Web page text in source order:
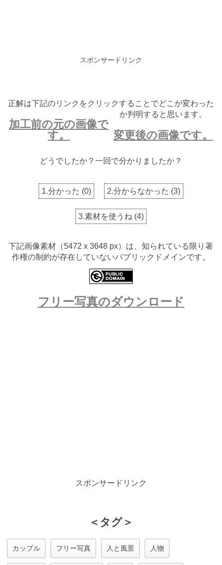
スポンサードリンク
正解は下記のリンクをクリックすることでどこが変わった
か判明すると思います。
加工前の元の画像で
す。
変更後の画像です。
どうでしたか？一回で分かりましたか？
1.分かった (0) 2.分からなかった (3)
3.素材を使うね (4)
下記画像素材（5472 x 3648 px）は、知られている限り著
作権の制約が存在していないパブリックドメインです。
フリー写真のダウンロード
スポンサードリンク
＜タグ＞
カップル フリー写真 人と風景 人物